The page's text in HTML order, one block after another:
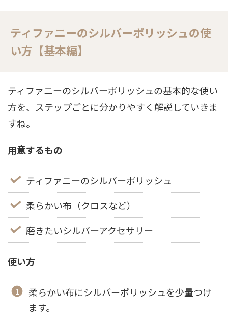
ティファニーのシルバーポリッシュの使
い方【基本編】
ティファニーのシルバーポリッシュの基本的な使い
方を、ステップごとに分かりやすく解説していきま
すね。
用意するもの
ティファニーのシルバーポリッシュ
柔らかい布（クロスなど）
磨きたいシルバーアクセサリー
使い方
柔らかい布にシルバーポリッシュを少量つけ
ます。